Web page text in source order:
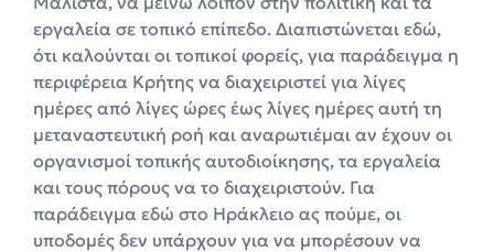
εργαλεία σε τοπικό επίπεδο. Διαπιστώνεται εδώ,
ότι καλούνται οι τοπικοί φορείς, για παράδειγμα η
περιφέρεια Κρήτης να διαχειριστεί για λίγες
ημέρες από λίγες ώρες έως λίγες ημέρες αυτή τη
μεταναστευτική ροή και αναρωτιέμαι αν έχουν οι
οργανισμοί τοπικής αυτοδιοίκησης, τα εργαλεία
και τους πόρους να το διαχειριστούν. Για
παράδειγμα εδώ στο Ηράκλειο ας πούμε, οι
υποδομές δεν υπάρχουν για να μπορέσουν να